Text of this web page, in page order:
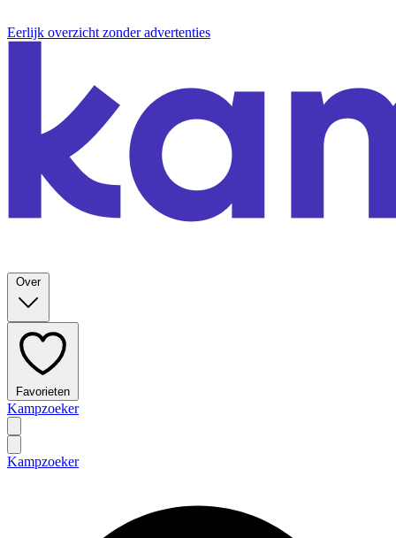
Eerlijk overzicht zonder advertenties
Over
Favorieten
Kampzoeker
Kampzoeker